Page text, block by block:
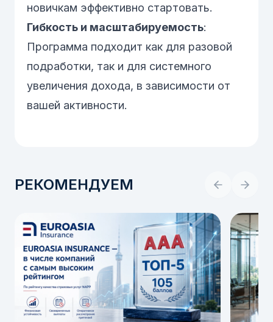
новичкам эффективно стартовать.
Гибкость и масштабируемость:
Программа подходит как для разовой
подработки, так и для системного
увеличения дохода, в зависимости от
вашей активности.
РЕКОМЕНДУЕМ